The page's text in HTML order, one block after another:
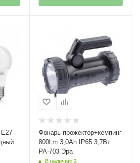
Е27
Фонарь прожектор+кемпинг
800Lm 3,0Ah IP65 3,7Вт
РА-703 Эра
В наличии: 2